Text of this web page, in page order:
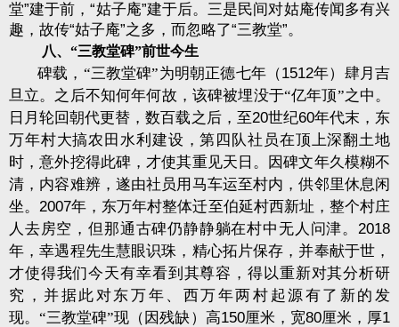
堂”建于前，“姑子庵”建于后。三是民间对姑庵传闻多有兴
趣，故传“姑子庵”之多，而忽略了“三教堂”。
八、“三教堂碑”前世今生
碑载，“三教堂碑”为明朝正德七年（1512年）肆月吉
旦立。之后不知何年何故，该碑被埋没于“亿年顶”之中。
日月轮回朝代更替，数百载之后，至20世纪60年代末，东
万年村大搞农田水利建设，第四队社员在顶上深翻土地
时，意外挖得此碑，才使其重见天日。因碑文年久模糊不
清，内容难辨，遂由社员用马车运至村内，供邻里休息闲
坐。2007年，东万年村整体迁至伯延村西新址，整个村庄
人去房空，但那通古碑仍静静躺在村中无人问津。 2018
年，幸遇程先生慧眼识珠，精心拓片保存，并奉献于世，
才使得我们今天有幸看到其尊容，得以重新对其分析研
究，并据此对东万年、西万年两村起源有了新的发
现。“三教堂碑”现（因残缺）高150厘米，宽80厘米，厚1